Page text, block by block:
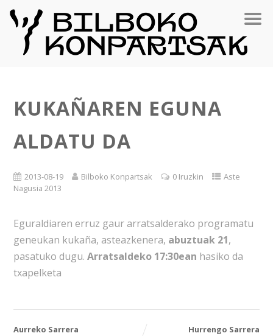
KUKAÑAREN EGUNA
ALDATU DA
2013-08-19 Bilboko Konpartsak 0 Iruzkin
Aste
Nagusia 2013
Eguraldiaren erruz gaur arratsalderako programatu
geneukan kukaña, asteazkenera, abuztuak 21,
pasatuko dugu. Arratsaldeko 17:30ean hasiko da
txapelketa
Aurreko Sarrera Hurrengo Sarrera